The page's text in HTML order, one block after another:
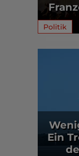
Politik
Ein